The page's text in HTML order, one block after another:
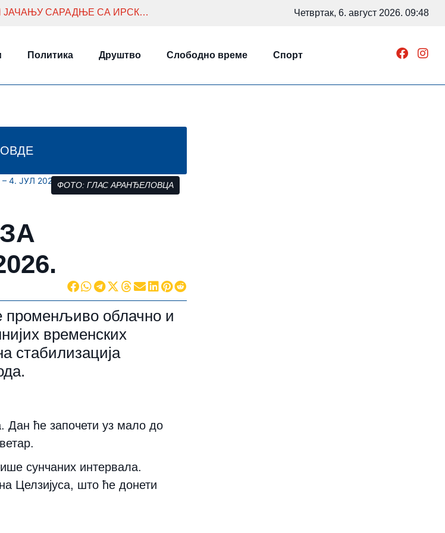
БРНАБИЋ И КОЛГАН О ЕВРОПСКОМ ПУТУ СРБИЈЕ И ЈАЧАЊУ САРАДЊЕ СА ИРСКОМ Четвртак, 6. август 2026. 09:48
Политика Друштво Слободно време Спорт
4. ЈУЛ 2026.ФОТО: ГЛАС АРАНЂЕЛОВЦА
променљиво облачно и
временских
стабилизација
Дан ће започети уз мало до
сунчаних интервала.
Целзијуса, што ће донети